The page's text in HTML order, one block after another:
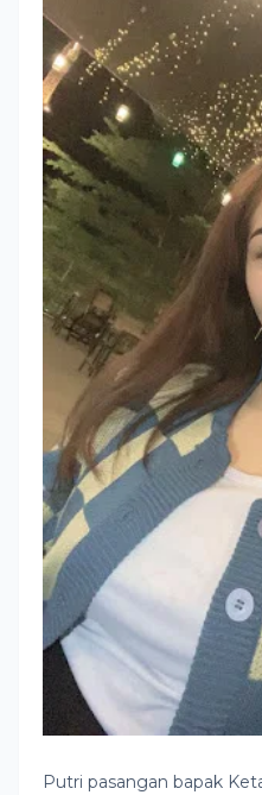
Putri pasangan bapak